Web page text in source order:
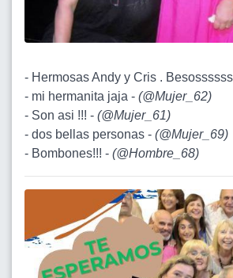
- Hermosas Andy y Cris .
- mi hermanita jaja - (@Mujer_62)
- Son asi !!! - (@Mujer_61)
- dos bellas personas - (@Mujer_69)
- Bombones!!! - (@Hombre_68)